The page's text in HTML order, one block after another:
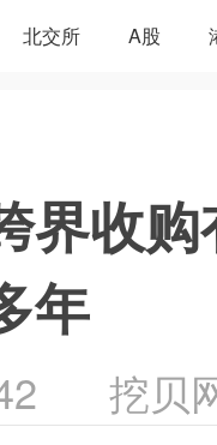
北交所 A股
界收
年
挖贝